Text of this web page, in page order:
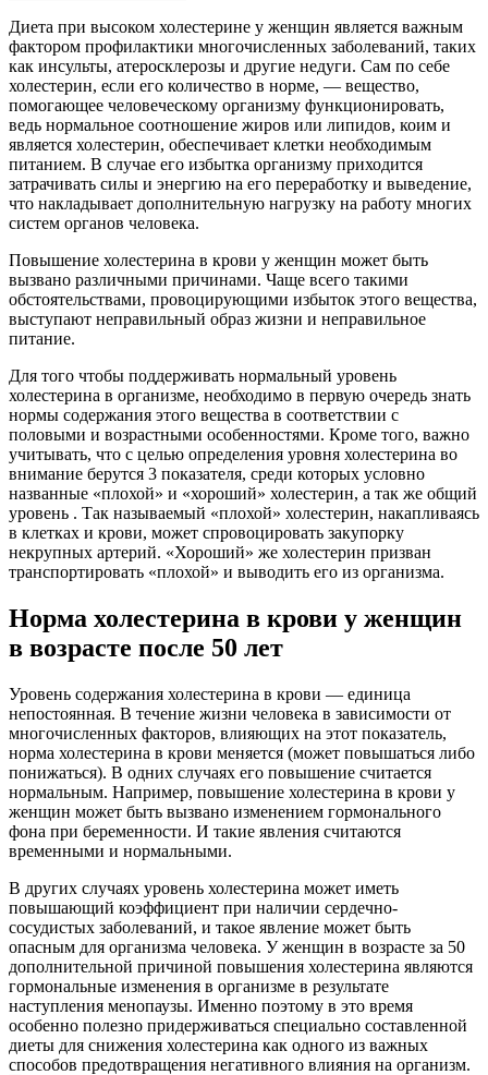
Диета при высоком холестерине у женщин является важным
фактором профилактики многочисленных заболеваний, таких
как инсульты, атеросклерозы и другие недуги. Сам по себе
холестерин, если его количество в норме, — вещество,
помогающее человеческому организму функционировать,
ведь нормальное соотношение жиров или липидов, коим и
является холестерин, обеспечивает клетки необходимым
питанием. В случае его избытка организму приходится
затрачивать силы и энергию на его переработку и выведение,
что накладывает дополнительную нагрузку на работу многих
систем органов человека.
Повышение холестерина в крови у женщин может быть
вызвано различными причинами. Чаще всего такими
обстоятельствами, провоцирующими избыток этого вещества,
выступают неправильный образ жизни и неправильное
питание.
Для того чтобы поддерживать нормальный уровень
холестерина в организме, необходимо в первую очередь знать
нормы содержания этого вещества в соответствии с
половыми и возрастными особенностями. Кроме того, важно
учитывать, что с целью определения уровня холестерина во
внимание берутся 3 показателя, среди которых условно
названные «плохой» и «хороший» холестерин, а так же общий
уровень . Так называемый «плохой» холестерин, накапливаясь
в клетках и крови, может спровоцировать закупорку
некрупных артерий. «Хороший» же холестерин призван
транспортировать «плохой» и выводить его из организма.
Норма холестерина в крови у женщин
в возрасте после 50 лет
Уровень содержания холестерина в крови — единица
непостоянная. В течение жизни человека в зависимости от
многочисленных факторов, влияющих на этот показатель,
норма холестерина в крови меняется (может повышаться либо
понижаться). В одних случаях его повышение считается
нормальным. Например, повышение холестерина в крови у
женщин может быть вызвано изменением гормонального
фона при беременности. И такие явления считаются
временными и нормальными.
В других случаях уровень холестерина может иметь
повышающий коэффициент при наличии сердечно-
сосудистых заболеваний, и такое явление может быть
опасным для организма человека. У женщин в возрасте за 50
дополнительной причиной повышения холестерина являются
гормональные изменения в организме в результате
наступления менопаузы. Именно поэтому в это время
особенно полезно придерживаться специально составленной
диеты для снижения холестерина как одного из важных
способов предотвращения негативного влияния на организм.